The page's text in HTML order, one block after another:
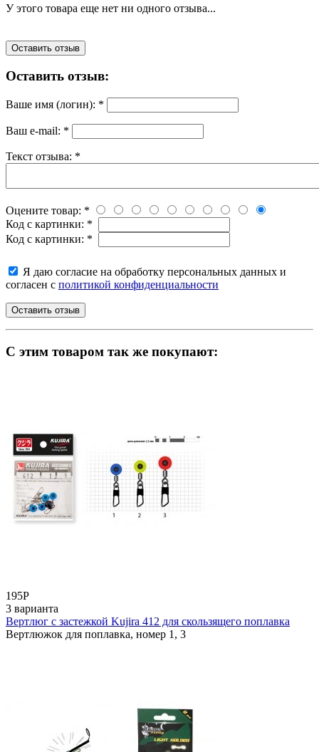
У этого товара еще нет ни одного отзыва...
Оставить отзыв
Оставить отзыв:
Ваше имя (логин): *
Ваш e-mail: *
Текст отзыва: *
Оцените товар: *
Код с картинки: *
Код с картинки: *
Я даю согласие на обработку персональных данных и
согласен с политикой конфиденциальности
C этим товаром так же покупают:
195Р
3 варианта
Вертлюг с застежкой Kujira 412 для скользящего поплавка
Вертлюжок для поплавка, номер 1, 3